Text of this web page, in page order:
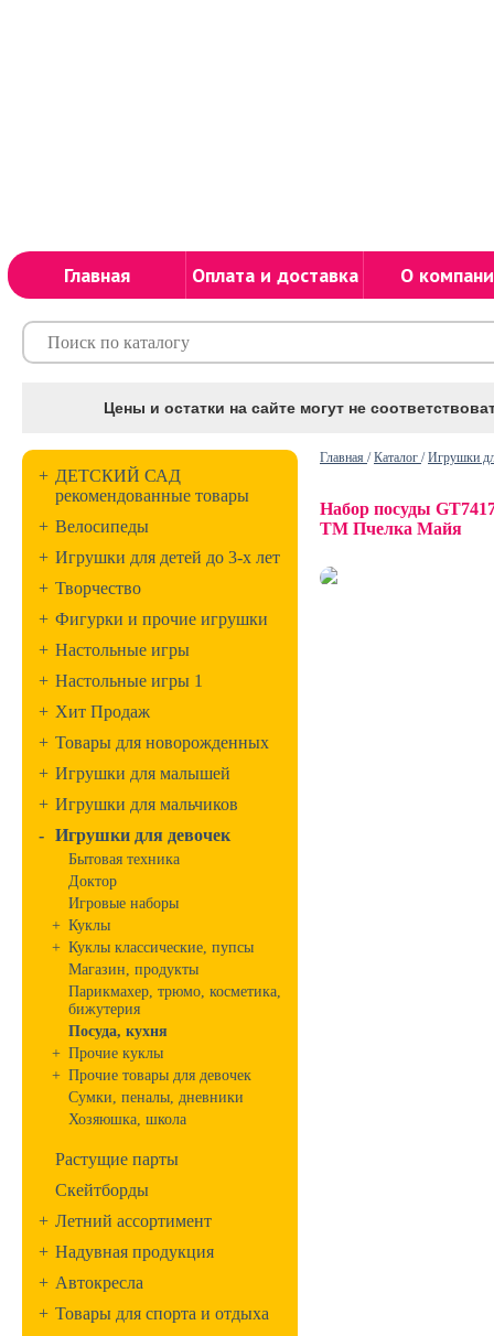
Главная Оплата и доставка О
Цены и остатки на сайте могут не
+ ДЕТСКИЙ САД
рекомендованные товары
+ Велосипеды
+ Игрушки для детей до 3-х лет
+ Творчество
+ Фигурки и прочие игрушки
+ Настольные игры
+ Настольные игры 1
+ Хит Продаж
+ Товары для новорожденных
+ Игрушки для малышей
+ Игрушки для мальчиков
- Игрушки для девочек
Бытовая техника
Доктор
Игровые наборы
+ Куклы
+ Куклы классические, пупсы
Магазин, продукты
Парикмахер, трюмо, косметика,
бижутерия
Посуда, кухня
+ Прочие куклы
+ Прочие товары для девочек
Сумки, пеналы, дневники
Хозяюшка, школа
Растущие парты
Скейтборды
+ Летний ассортимент
+ Надувная продукция
+ Автокресла
+ Товары для спорта и отдыха
Главная /Каталог /Игрушки
Набор посуды
ТМ Пчелка Майя